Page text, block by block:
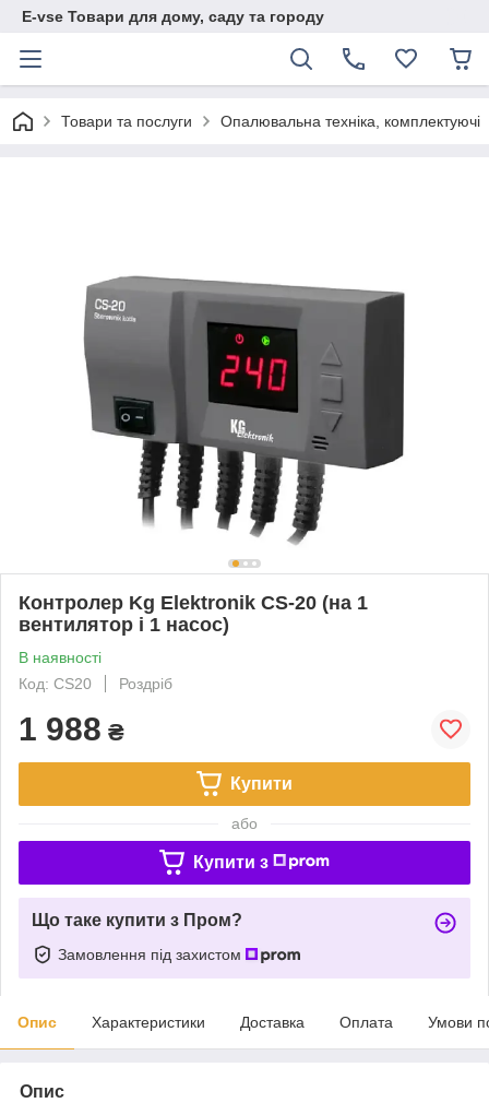
E-vse Товари для дому, саду та городу
Товари та послуги Опалювальна техніка, комплектуючі
Контролер Kg Elektronik CS-20 (на 1
вентилятор і 1 насос)
В наявності
Код: CS20
Роздріб
1 988 ₴
Купити
або
Купити з
Що таке купити з Пром?
Замовлення під захистом
Опис Характеристики Доставка Оплата Умови
Опис